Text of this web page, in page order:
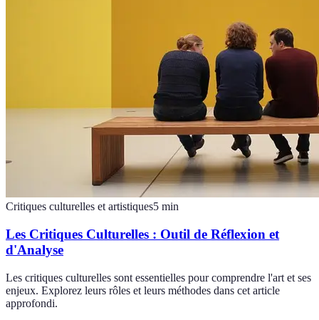
Critiques culturelles et artistiques5 min
Les Critiques Culturelles : Outil de Réflexion et
d'Analyse
Les critiques culturelles sont essentielles pour comprendre l'art et ses
enjeux. Explorez leurs rôles et leurs méthodes dans cet article
approfondi.